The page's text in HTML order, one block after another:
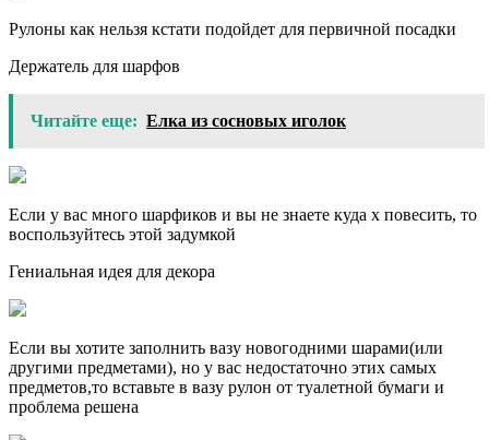
Рулоны как нельзя кстати подойдет для первичной посадки
Держатель для шарфов
Читайте еще: Елка из сосновых иголок
Если у вас много шарфиков и вы не знаете куда х повесить, то
воспользуйтесь этой задумкой
Гениальная идея для декора
Если вы хотите заполнить вазу новогодними шарами(или
другими предметами), но у вас недостаточно этих самых
предметов,то вставьте в вазу рулон от туалетной бумаги и
проблема решена